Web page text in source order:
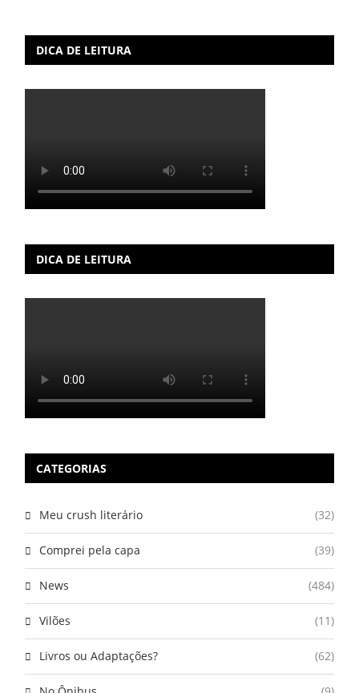
DICA DE LEITURA
DICA DE LEITURA
CATEGORIAS
Meu crush literário (32)
Comprei pela capa (39)
News (484)
Vilões (11)
Livros ou Adaptações? (62)